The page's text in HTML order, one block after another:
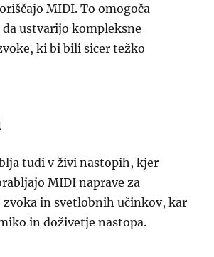
MIDI. To omogoča
ustvarijo kompleksne
ki bi bili sicer težko
tudi v živi nastopih, kjer
MIDI naprave za
in svetlobnih učinkov, kar
in doživetje nastopa.